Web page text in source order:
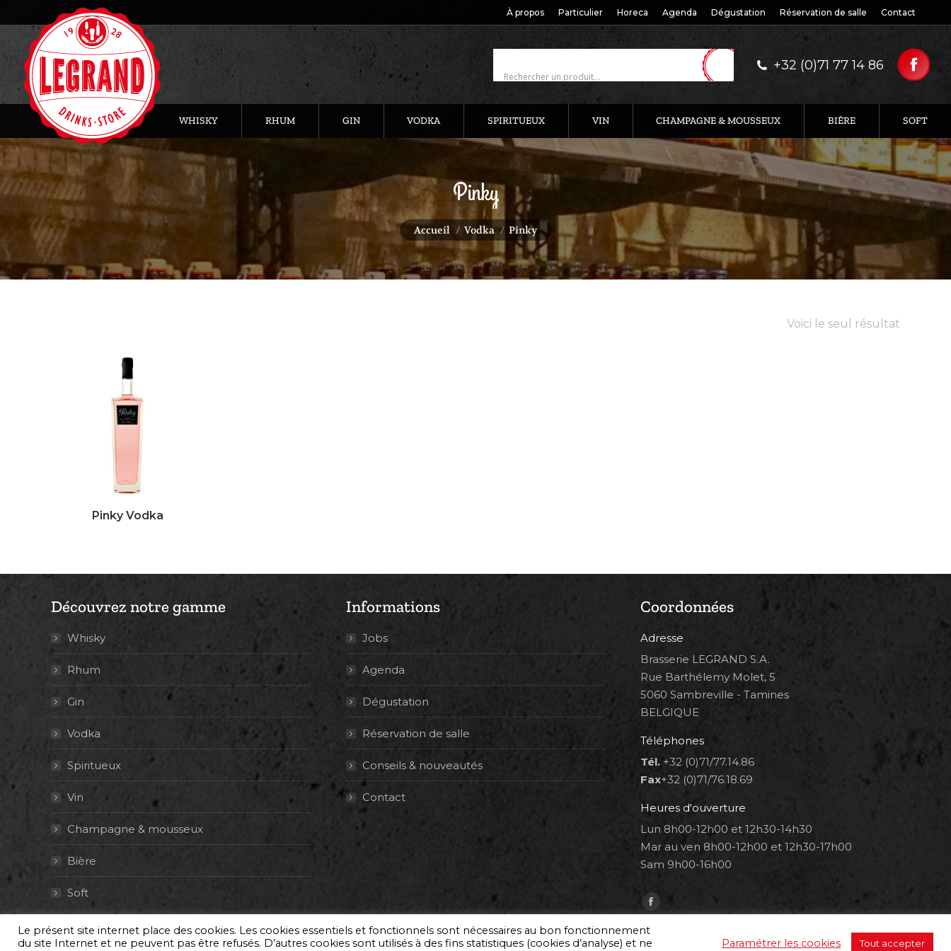
À propos Particulier Horeca Agenda Dégustation Réservation de salle Contact
+32 (0)71 77 14 86
WHISKY RHUM GIN VODKA SPIRITUEUX VIN CHAMPAGNE & MOUSSEUX BIÈRE SOFT
Pinky
Vous êtes ici :
Accueil Vodka Pinky
Voici le seul résultat
Pinky Vodka
Découvrez notre gamme
Whisky
Rhum
Gin
Vodka
Spiritueux
Vin
Champagne & mousseux
Bière
Soft
Informations
Jobs
Agenda
Dégustation
Réservation de salle
Conseils & nouveautés
Contact
Coordonnées
Adresse
Brasserie LEGRAND S.A.
Rue Barthélemy Molet, 5
5060 Sambreville - Tamines
BELGIQUE
Téléphones
Tél. +32 (0)71/77.14.86
Fax+32 (0)71/76.18.69
Heures d'ouverture
Lun 8h00-12h00 et 12h30-14h30
Mar au ven 8h00-12h00 et 12h30-17h00
Sam 9h00-16h00
Trouvez nous sur :
Facebook
page
opens
© By Poush
Le présent site internet place des cookies. Les cookies essentiels et fonctionnels sont nécessaires au bon fonctionnement
du site Internet et ne peuvent pas être refusés. D’autres cookies sont utilisés à des fins statistiques (cookies d’analyse) et ne
Paramétrer les cookies Tout accepter